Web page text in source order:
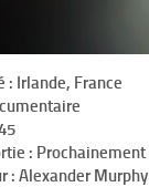
: Irlande, France
: Prochainement
: Alexander Murphy